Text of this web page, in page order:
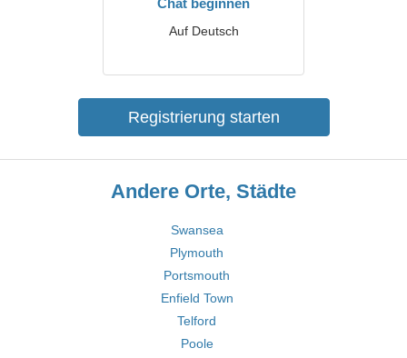
Chat beginnen
Auf Deutsch
Registrierung starten
Andere Orte, Städte
Swansea
Plymouth
Portsmouth
Enfield Town
Telford
Poole